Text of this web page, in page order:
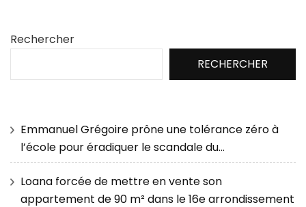
Rechercher
RECHERCHER
Emmanuel Grégoire prône une tolérance zéro à
l’école pour éradiquer le scandale du…
Loana forcée de mettre en vente son
appartement de 90 m² dans le 16e arrondissement